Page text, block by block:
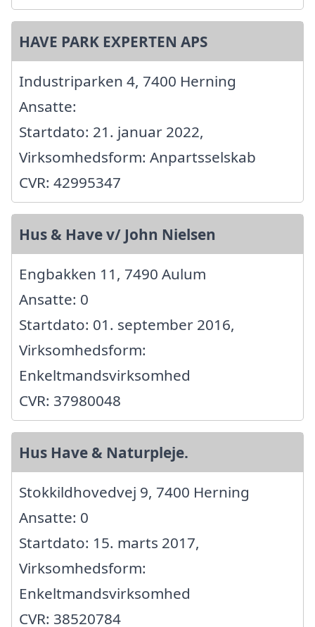
HAVE PARK EXPERTEN APS
Industriparken 4, 7400 Herning
Ansatte:
Startdato: 21. januar 2022,
Virksomhedsform: Anpartsselskab
CVR: 42995347
Hus & Have v/ John Nielsen
Engbakken 11, 7490 Aulum
Ansatte: 0
Startdato: 01. september 2016,
Virksomhedsform:
Enkeltmandsvirksomhed
CVR: 37980048
Hus Have & Naturpleje.
Stokkildhovedvej 9, 7400 Herning
Ansatte: 0
Startdato: 15. marts 2017,
Virksomhedsform:
Enkeltmandsvirksomhed
CVR: 38520784